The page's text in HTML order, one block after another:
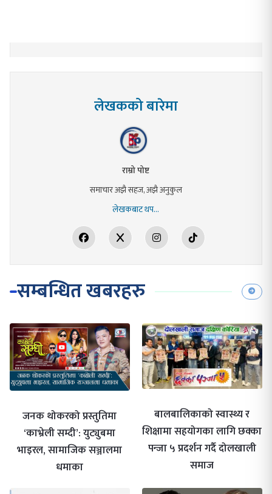
लेखकको बारेमा
राम्रो पोष्ट
समाचार अझै सहज, अझै अनुकुल
लेखकबाट थप...
सम्बन्धित खबरहरु
जनक थोकरको प्रस्तुतिमा
‘काभ्रेली सम्दी’: युट्युबमा
भाइरल, सामाजिक सञ्जालमा
धमाका
बालबालिकाको स्वास्थ्य र
शिक्षामा सहयोगका लागि छक्का
पन्जा ५ प्रदर्शन गर्दै दोलखाली
समाज